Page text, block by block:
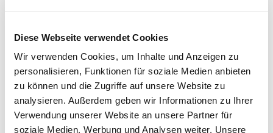
Diese Webseite verwendet Cookies
Wir verwenden Cookies, um Inhalte und Anzeigen zu
personalisieren, Funktionen für soziale Medien anbieten
zu können und die Zugriffe auf unsere Website zu
analysieren. Außerdem geben wir Informationen zu Ihrer
Verwendung unserer Website an unsere Partner für
soziale Medien, Werbung und Analysen weiter. Unsere
Belegungskalender